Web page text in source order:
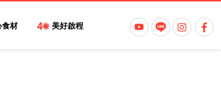
材 美好啟程